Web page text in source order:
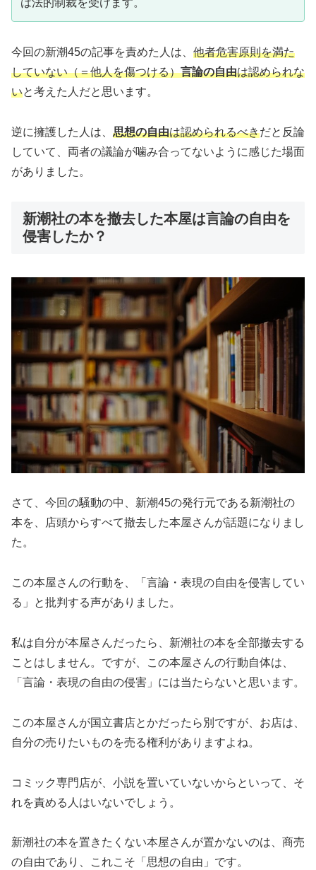
は法的制裁を受けます。
今回の新潮45の記事を責めた人は、 他者危害原則を満た
していない（＝他人を傷つける）言論の自由は認められな
いと考えた人だと思います。
逆に擁護した人は、 思想の自由は認められるべきだと反論
していて、両者の議論が噛み合ってないように感じた場面
がありました。
新潮社の本を撤去した本屋は言論の自由を
侵害したか？
さて、今回の騒動の中、新潮45の発行元である新潮社の
本を、店頭からすべて撤去した本屋さんが話題になりまし
た。
この本屋さんの行動を、「言論・表現の自由を侵害してい
る」と批判する声がありました。
私は自分が本屋さんだったら、新潮社の本を全部撤去する
ことはしません。ですが、この本屋さんの行動自体は、
「言論・表現の自由の侵害」には当たらないと思います。
この本屋さんが国立書店とかだったら別ですが、お店は、
自分の売りたいものを売る権利がありますよね。
コミック専門店が、小説を置いていないからといって、そ
れを責める人はいないでしょう。
新潮社の本を置きたくない本屋さんが置かないのは、商売
の自由であり、これこそ「思想の自由」です。